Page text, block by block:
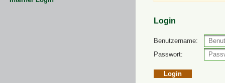
Login
Benutzername:
Passwort: